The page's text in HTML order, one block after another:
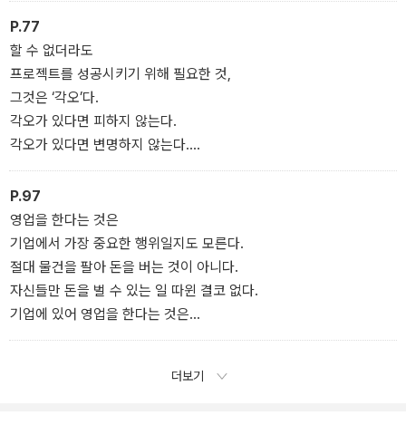
P.77
할 수 없더라도
프로젝트를 성공시키기 위해 필요한 것,
그것은 ‘각오’다.
각오가 있다면 피하지 않는다.
각오가 있다면 변명하지 않는다.
각오가 있다면 도와주는 사람도 나타난다.
각오가 있다면 발견의 기회도 생긴다.
- ‘각오가 되었는가’ 중에서
P.97
영업을 한다는 것은
기업에서 가장 중요한 행위일지도 모른다.
절대 물건을 팔아 돈을 버는 것이 아니다.
자신들만 돈을 벌 수 있는 일 따윈 결코 없다.
기업에 있어 영업을 한다는 것은
사람에게 있어 ‘살아가는 것’과 동의어라고 생각한다.
더보기